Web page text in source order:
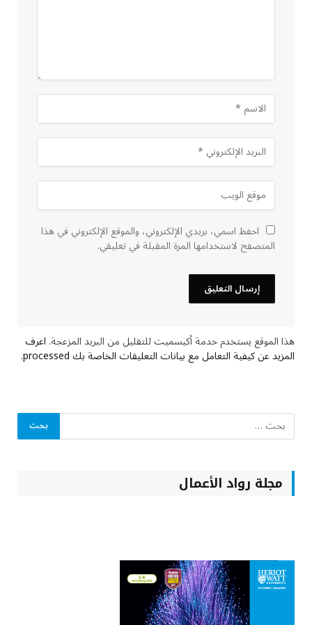
احفظ اسمي، بريدي الإلكتروني، والموقع الإلكتروني في هذا
المتصفح لاستخدامها المرة المقبلة في تعليقي.
هذا الموقع يستخدم خدمة أكيسميت للتقليل من البريد المزعجة.اعرف
المزيد عن كيفية التعامل مع بيانات التعليقات الخاصة بك processed .
مجلة رواد الأعمال